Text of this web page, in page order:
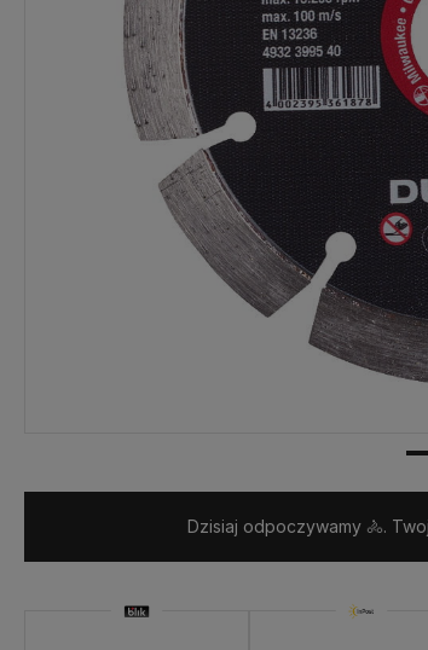
Dzisiaj odpoczywamy 🚴.
Darmowa